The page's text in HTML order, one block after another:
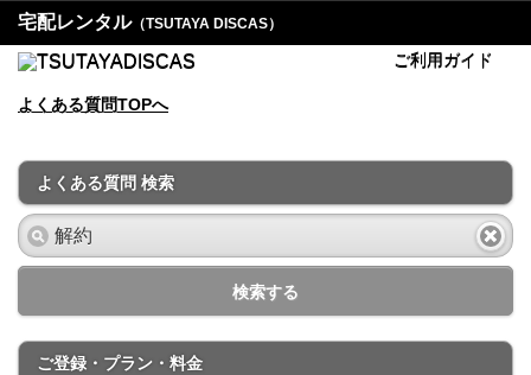
宅配レンタル（TSUTAYA DISCAS）
ご利用ガイド
よくある質問TOPへ
よくある質問 検索
検索する
ご登録・プラン・料金